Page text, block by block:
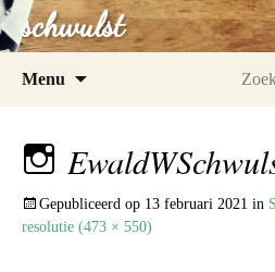
schwulst
Menu
Gepubliceerd op 13 februari 2021 in
resolutie (473 × 550)